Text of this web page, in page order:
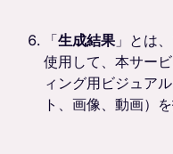
「生成結果 」とは
使用して、本サー
ィング用ビジュア
ト、画像、動画）を